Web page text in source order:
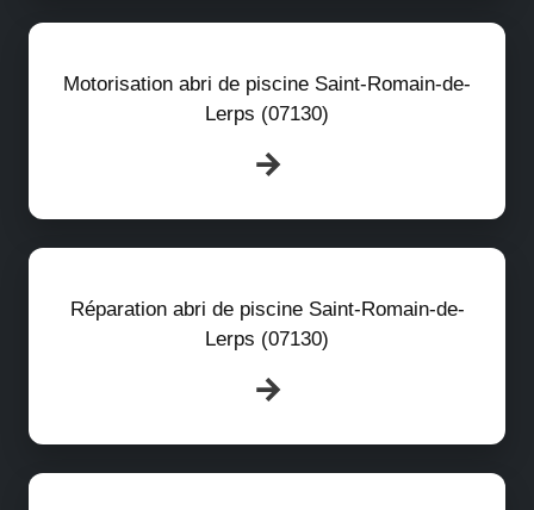
Motorisation abri de piscine Saint-Romain-de-
Lerps (07130)
Réparation abri de piscine Saint-Romain-de-
Lerps (07130)